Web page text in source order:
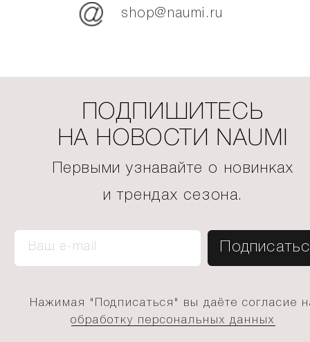
shop@naumi.ru
ПОДПИШИТЕСЬ
НА НОВОСТИ NAUMI
Первыми узнавайте о новинках
и трендах сезона.
Нажимая "Подписаться" вы даёте согласие
обработку персональных данных